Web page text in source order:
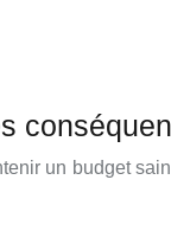
un budget